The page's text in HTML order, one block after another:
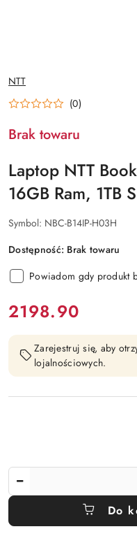
NAZWA
PRODUCENTA:
NTT
(0)
Brak towaru
Laptop NTT
16GB Ram, 1TB
Symbol: NBC-B14IP-H03H
Dostępność: Brak towaru
Powiadom gdy produkt
cena:
2198.90
Zarejestruj się, aby
lojalnościowych.
Do